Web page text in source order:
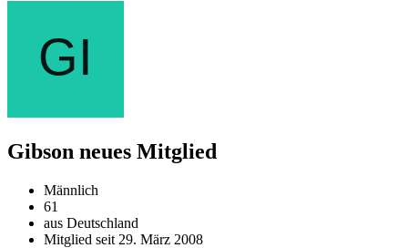
Gibson neues Mitglied
Männlich
61
aus Deutschland
Mitglied seit 29. März 2008